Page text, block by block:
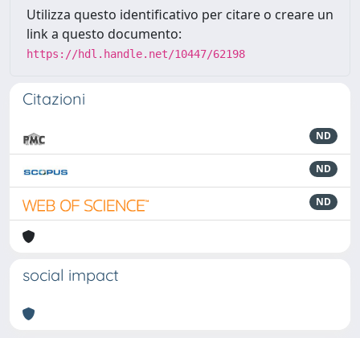
Utilizza questo identificativo per citare o creare un
link a questo documento:
https://hdl.handle.net/10447/62198
Citazioni
ND
ND
ND
social impact